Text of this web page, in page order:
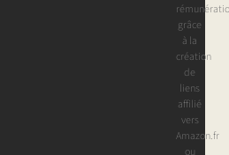
grâce
à la
création
de
liens
affilié
vers
Amazon.fr